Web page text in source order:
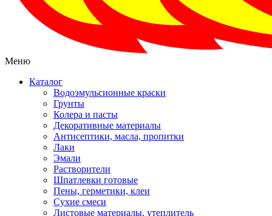
Меню
Каталог
Водоэмульсионные краски
Грунты
Колера и пасты
Декоративные материалы
Антисептики, масла, пропитки
Лаки
Эмали
Растворители
Шпатлевки готовые
Пены, герметики, клеи
Сухие смеси
Листовые материалы, утеплитель